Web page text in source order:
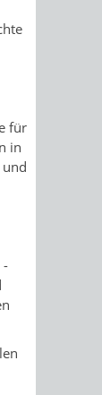
für
in
-